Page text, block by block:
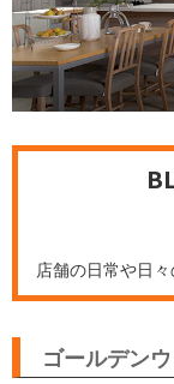
店舗の日常や日々
ゴールデン